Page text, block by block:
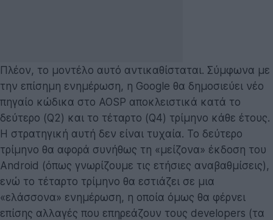
Πλέον, το μοντέλο αυτό αντικαθίσταται. Σύμφωνα με
την επίσημη ενημέρωση, η Google θα δημοσιεύει νέο
πηγαίο κώδικα στο AOSP αποκλειστικά κατά το
δεύτερο (Q2) και το τέταρτο (Q4) τρίμηνο κάθε έτους.
Η στρατηγική αυτή δεν είναι τυχαία. Το δεύτερο
τρίμηνο θα αφορά συνήθως τη «μείζονα» έκδοση του
Android (όπως γνωρίζουμε τις ετήσιες αναβαθμίσεις),
ενώ το τέταρτο τρίμηνο θα εστιάζει σε μια
«ελάσσονα» ενημέρωση, η οποία όμως θα φέρνει
επίσης αλλαγές που επηρεάζουν τους developers (τα